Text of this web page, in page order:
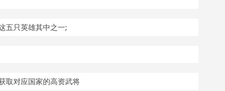
五只英雄其中之一;
取对应国家的高资武将